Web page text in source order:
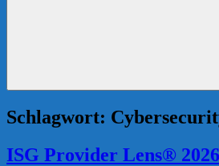
Schlagwort:
ISG Provider Lens®